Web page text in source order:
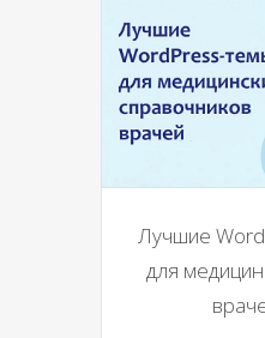
Лучшие
для